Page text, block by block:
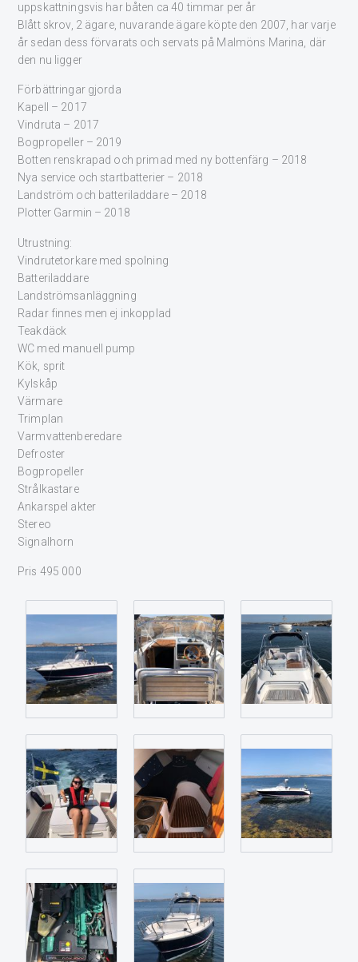
uppskattningsvis har båten ca 40 timmar per år
Blått skrov, 2 ägare, nuvarande ägare köpte den 2007, har varje
år sedan dess förvarats och servats på Malmöns Marina, där
den nu ligger
Förbättringar gjorda
Kapell – 2017
Vindruta – 2017
Bogpropeller – 2019
Botten renskrapad och primad med ny bottenfärg – 2018
Nya service och startbatterier – 2018
Landström och batteriladdare – 2018
Plotter Garmin – 2018
Utrustning:
Vindrutetorkare med spolning
Batteriladdare
Landströmsanläggning
Radar finnes men ej inkopplad
Teakdäck
WC med manuell pump
Kök, sprit
Kylskåp
Värmare
Trimplan
Varmvattenberedare
Defroster
Bogpropeller
Strålkastare
Ankarspel akter
Stereo
Signalhorn
Pris 495 000